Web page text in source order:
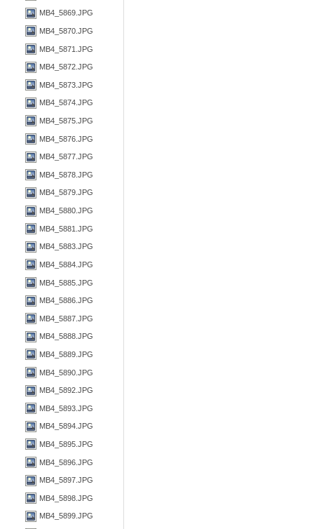
MB4_5869.JPG
MB4_5870.JPG
MB4_5871.JPG
MB4_5872.JPG
MB4_5873.JPG
MB4_5874.JPG
MB4_5875.JPG
MB4_5876.JPG
MB4_5877.JPG
MB4_5878.JPG
MB4_5879.JPG
MB4_5880.JPG
MB4_5881.JPG
MB4_5883.JPG
MB4_5884.JPG
MB4_5885.JPG
MB4_5886.JPG
MB4_5887.JPG
MB4_5888.JPG
MB4_5889.JPG
MB4_5890.JPG
MB4_5892.JPG
MB4_5893.JPG
MB4_5894.JPG
MB4_5895.JPG
MB4_5896.JPG
MB4_5897.JPG
MB4_5898.JPG
MB4_5899.JPG